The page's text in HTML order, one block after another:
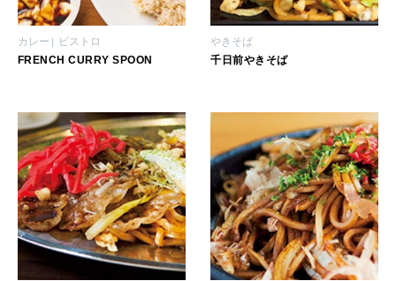
カレー ビストロ
FRENCH CURRY SPOON
やきそば
千日前やきそば